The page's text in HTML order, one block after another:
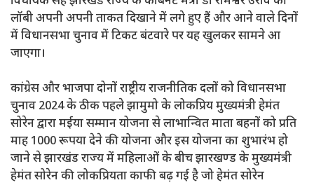
लॉबी अपनी अपनी ताकत दिखाने में लगे हुए हैं और आने वाले दिनों
में विधानसभा चुनाव में टिकट बंटवारे पर यह खुलकर सामने आ
जाएगा।
कांग्रेस और भाजपा दोनों राष्ट्रीय राजनीतिक दलों को विधानसभा
चुनाव 2024 के ठीक पहले झामुमो के लोकप्रिय मुख्यमंत्री हेमंत
सोरेन द्वारा मईया सम्मान योजना से लाभान्वित माता बहनों को प्रति
माह 1000 रूपया देने की योजना और इस योजना का शुभारंभ हो
जाने से झारखंड राज्य में महिलाओं के बीच झारखण्ड के मुख्यमंत्री
हेमंत सोरेन की लोकप्रियता काफी बढ़ गई है जो हेमंत सोरेन